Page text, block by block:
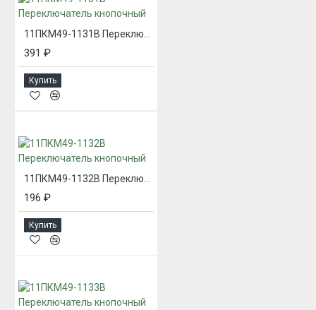
391 ₽
Купить
196 ₽
Купить